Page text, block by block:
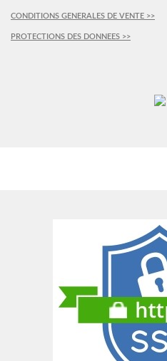
CONDITIONS GENERALES DE VENTE >>
PROTECTIONS DES DONNEES >>